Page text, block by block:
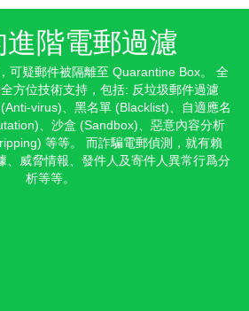
進階電郵過濾
可疑郵件被隔離至 Quarantine Box。 全
方位技術支持，包括: 反垃圾郵件過濾
(Anti-virus) 、黑名單 (Blacklist) 、自適應名
、沙盒 (Sandbox) 、惡意內容分析
等等。 而詐騙電郵偵測，就有賴
、威脅情報、發件人及寄件人異常行爲分
析等等。